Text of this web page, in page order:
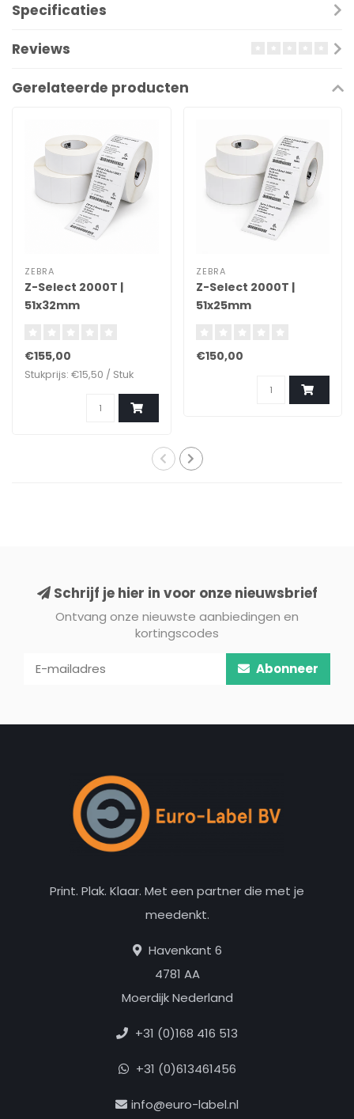
Specificaties
Reviews
Gerelateerde producten
ZEBRA
Z-Select 2000T |
51x32mm
€155,00
Stukprijs: €15,50 / Stuk
ZEBRA
Z-Select 2000T |
51x25mm
€150,00
Schrijf je hier in voor onze nieuwsbrief
Ontvang onze nieuwste aanbiedingen en
kortingscodes
Abonneer
Print. Plak. Klaar. Met een partner die met je
meedenkt.
Havenkant 6
4781 AA
Moerdijk Nederland
+31 (0)168 416 513
+31 (0)613461456
info@euro-label.nl